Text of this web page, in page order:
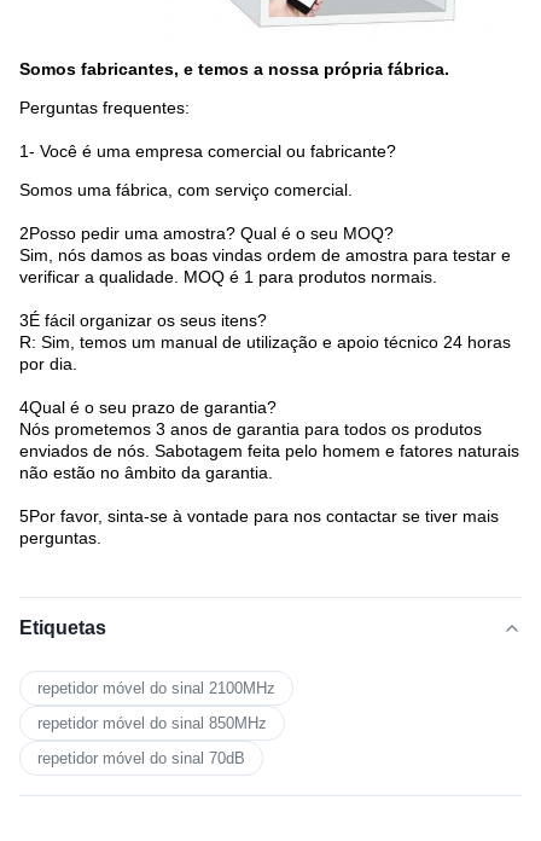
Somos fabricantes, e temos a nossa própria fábrica.
Perguntas frequentes:
1- Você é uma empresa comercial ou fabricante?
Somos uma fábrica, com serviço comercial.
2Posso pedir uma amostra? Qual é o seu MOQ?
Sim, nós damos as boas vindas ordem de amostra para testar e
verificar a qualidade. MOQ é 1 para produtos normais.
3É fácil organizar os seus itens?
R: Sim, temos um manual de utilização e apoio técnico 24 horas
por dia.
4Qual é o seu prazo de garantia?
Nós prometemos 3 anos de garantia para todos os produtos
enviados de nós. Sabotagem feita pelo homem e fatores naturais
não estão no âmbito da garantia.
5Por favor, sinta-se à vontade para nos contactar se tiver mais
perguntas.
Etiquetas
repetidor móvel do sinal 2100MHz
repetidor móvel do sinal 850MHz
repetidor móvel do sinal 70dB